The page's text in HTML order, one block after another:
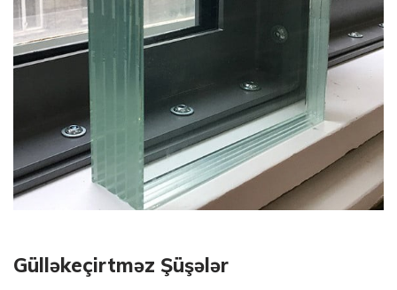
Gülləkeçirtməz Şüşələr